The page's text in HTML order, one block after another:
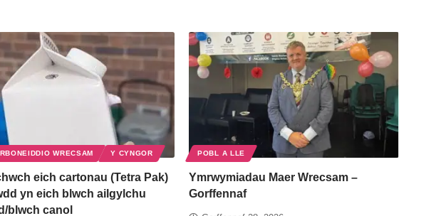
WRECSAM Y CYNGOR
eich cartonau (Tetra Pak)
yn eich blwch ailgylchu
blwch canol
POBL A LLE
Ymrwymiadau Maer Wrecsam –
Gorffennaf